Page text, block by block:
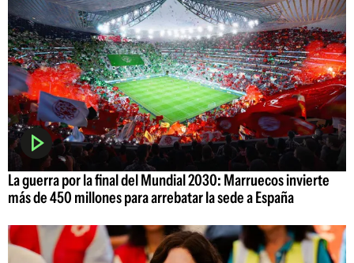
La guerra por la final del Mundial 2030: Marruecos invierte
más de 450 millones para arrebatar la sede a España